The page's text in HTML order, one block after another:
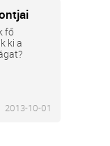
fő
ki a
2013-10-01